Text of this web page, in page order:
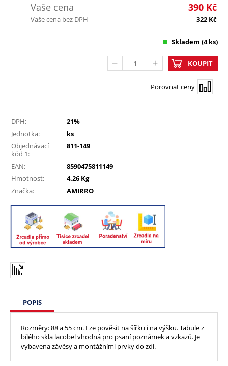
Vaše cena 390 Kč
Vaše cena bez DPH 322 Kč
Skladem (4 ks)
Porovnat ceny
KOUPIT
DPH:
21%
Jednotka:
ks
Objednávací
kód 1:
811-149
EAN:
8590475811149
Hmotnost:
4.26 Kg
Značka:
AMIRRO
POPIS
Rozměry: 88 a 55 cm. Lze pověsit na šířku i na výšku. Tabule z
bílého skla lacobel vhodná pro psaní poznámek a vzkazů. Je
vybavena závěsy a montážními prvky do zdi.